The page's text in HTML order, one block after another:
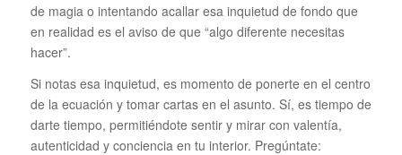
de magia o intentando acallar esa inquietud de fondo que
en realidad es el aviso de que “algo diferente necesitas
hacer”.
Si notas esa inquietud, es momento de ponerte en el centro
de la ecuación y tomar cartas en el asunto. Sí, es tiempo de
darte tiempo, permitiéndote sentir y mirar con valentía,
autenticidad y conciencia en tu interior. Pregúntate: